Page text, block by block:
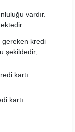
vardır.
gereken kredi
şekildedir;
kartı
kartı